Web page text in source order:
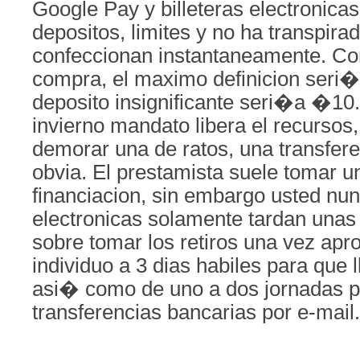
Google Pay y billeteras
depositos, limites y no ha
confeccionan instantaneamente.
compra, el maximo definicion
deposito insignificante seri�a
invierno mandato libera el
demorar una de ratos, una
obvia. El prestamista suele tomar
financiacion, sin embargo usted
electronicas solamente tardan
sobre tomar los retiros una vez
individuo a 3 dias habiles para que
asi� como de uno a dos jornadas
transferencias bancarias por e-mail.